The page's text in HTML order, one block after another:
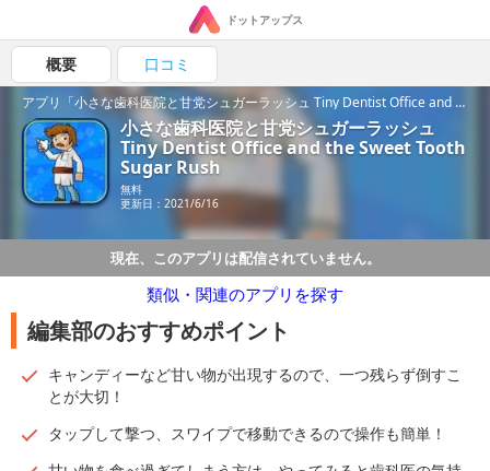
ドットアップス
概要 口コミ
アプリ「小さな歯科医院と甘党シュガーラッシュ Tiny Dentist Office and the Sweet Tooth Sugar Rush」の魅力を紹介！
小さな歯科医院と甘党シュガーラッシュ
Tiny Dentist Office and the Sweet Tooth
Sugar Rush
無料
更新日：2021/6/16
現在、このアプリは配信されていません。
類似・関連のアプリを探す
編集部のおすすめポイント
キャンディーなど甘い物が出現するので、一つ残らず倒すこ
とが大切！
タップして撃つ、スワイプで移動できるので操作も簡単！